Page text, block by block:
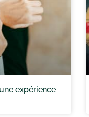
expérience